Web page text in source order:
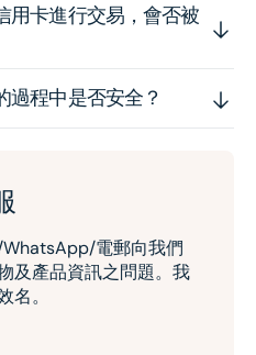
用卡進行交易，會否被
過程中是否安全？
電郵向我們
及產品資訊之問題。我
名。